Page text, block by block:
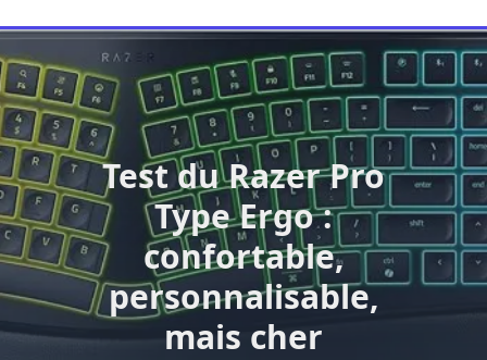
Test du Razer Pro
Type Ergo :
confortable,
personnalisable,
mais cher